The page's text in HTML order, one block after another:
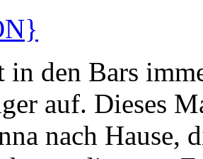
in den Bars
auf. Dieses
nach Hause,